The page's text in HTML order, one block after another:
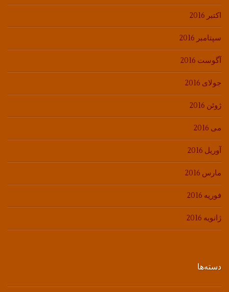
اکتبر 2016
سپتامبر 2016
آگوست 2016
جولای 2016
ژوئن 2016
می 2016
آوریل 2016
مارس 2016
فوریه 2016
ژانویه 2016
دسته‌ها